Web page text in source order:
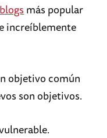
más popular
increíblemente
objetivo común
son objetivos.